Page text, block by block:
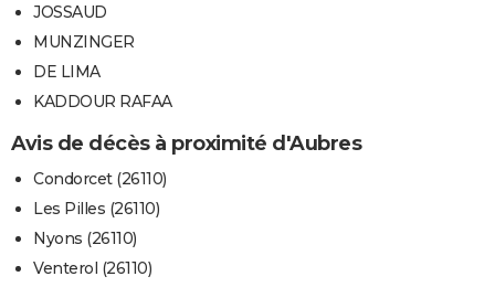
JOSSAUD
MUNZINGER
DE LIMA
KADDOUR RAFAA
Avis de décès à proximité d'Aubres
Condorcet (26110)
Les Pilles (26110)
Nyons (26110)
Venterol (26110)